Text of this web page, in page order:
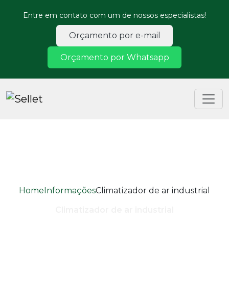
Entre em contato com um de nossos especialistas!
Orçamento por e-mail
Orçamento por Whatsapp
HomeInformaçõesClimatizador de ar industrial